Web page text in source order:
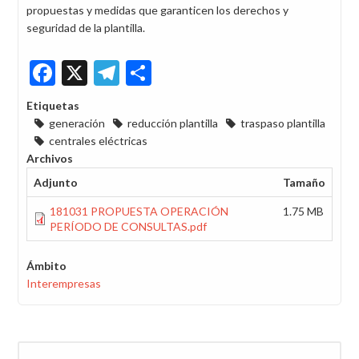
propuestas y medidas que garanticen los derechos y
seguridad de la plantilla.
Facebook
X Telegram
Etiquetas
generación
reducción plantilla
traspaso plantilla
centrales eléctricas
Archivos
Adjunto
Tamaño
181031 PROPUESTA OPERACIÓN
PERÍODO DE CONSULTAS.pdf
1.75 MB
Ámbito
Interempresas